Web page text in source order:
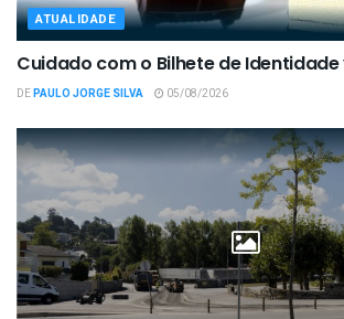
ATUALIDADE
Cuidado com o Bilhete de
DEPAULO JORGE SILVA 05/08/2026